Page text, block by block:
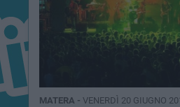
MATERA - VENERDÌ 20 GIUGNO